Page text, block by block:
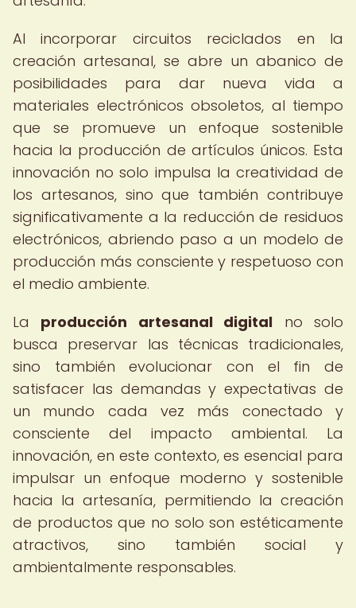
Al incorporar circuitos reciclados en la
creación artesanal, se abre un abanico de
posibilidades para dar nueva vida a
materiales electrónicos obsoletos, al tiempo
que se promueve un enfoque sostenible
hacia la producción de artículos únicos. Esta
innovación no solo impulsa la creatividad de
los artesanos, sino que también contribuye
significativamente a la reducción de residuos
electrónicos, abriendo paso a un modelo de
producción más consciente y respetuoso con
el medio ambiente.
La producción artesanal digital no solo
busca preservar las técnicas tradicionales,
sino también evolucionar con el fin de
satisfacer las demandas y expectativas de
un mundo cada vez más conectado y
consciente del impacto ambiental. La
innovación, en este contexto, es esencial para
impulsar un enfoque moderno y sostenible
hacia la artesanía, permitiendo la creación
de productos que no solo son estéticamente
atractivos, sino también social y
ambientalmente responsables.